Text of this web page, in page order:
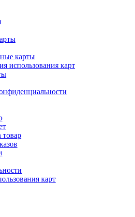
карты
использования карт
товар
карт